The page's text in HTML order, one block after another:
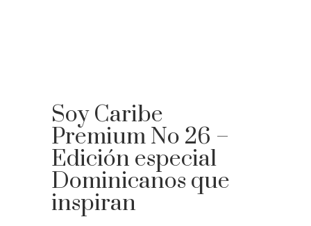
Soy Caribe
Premium No 26 –
Edición especial
Dominicanos que
inspiran